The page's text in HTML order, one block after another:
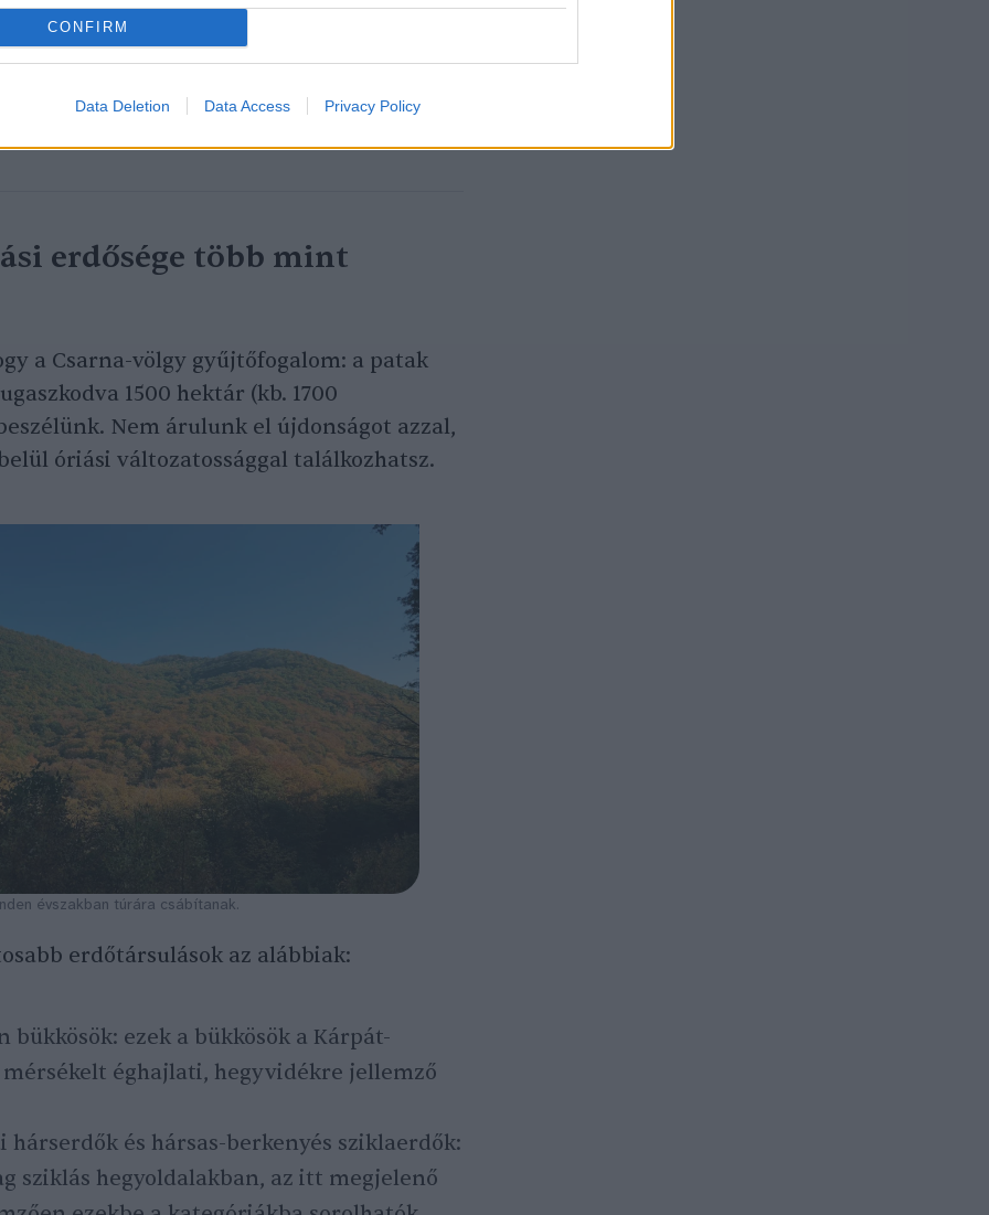
CONFIRM
Data Deletion Data Access Privacy Policy
erdősége több mint
a Csarna-völgy gyűjtőfogalom: a patak
1500 hektár (kb. 1700
Nem árulunk el újdonságot azzal,
óriási változatossággal találkozhatsz.
évszakban túrára csábítanak.
erdőtársulások az alábbiak:
bükkösök: ezek a bükkösök a Kárpát-
éghajlati, hegyvidékre jellemző
hárserdők és hársas-berkenyés sziklaerdők:
sziklás hegyoldalakban, az itt megjelenő